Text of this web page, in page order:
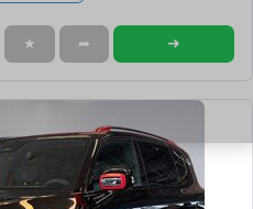
★ ➦ ➜